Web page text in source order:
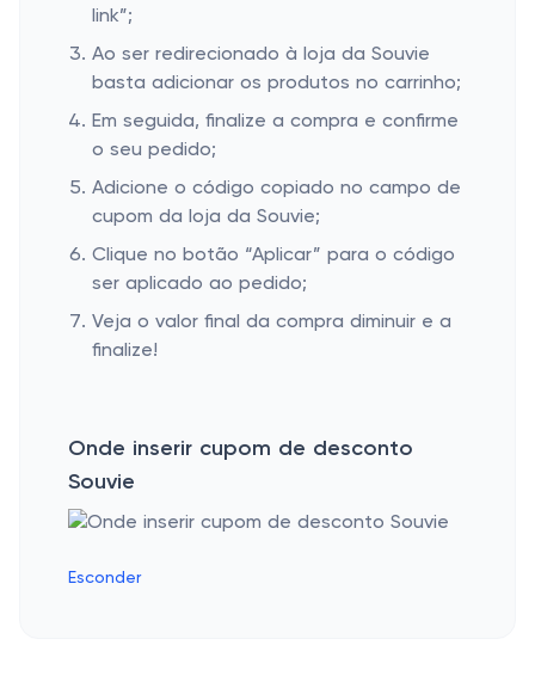
link”;
Ao ser redirecionado à loja da Souvie
basta adicionar os produtos no carrinho;
Em seguida, finalize a compra e confirme
o seu pedido;
Adicione o código copiado no campo de
cupom da loja da Souvie;
Clique no botão “Aplicar” para o código
ser aplicado ao pedido;
Veja o valor final da compra diminuir e a
finalize!
Onde inserir cupom de desconto
Souvie
Esconder